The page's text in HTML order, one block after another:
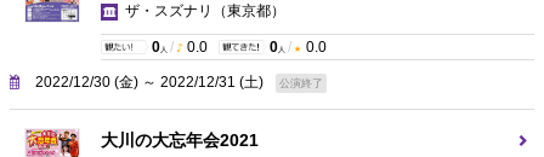
ザ・スズナリ
（東京都）
0 人 / 0.0 0 人 / 0.0
2022/12/30 (金) ～ 2022/12/31 (土) 公演終了
大川の大忘年会2021